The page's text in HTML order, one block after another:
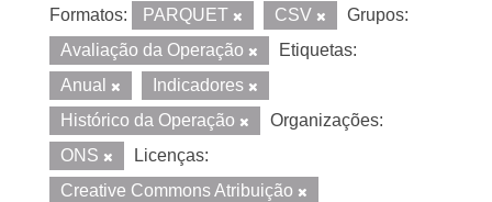
Formatos: PARQUET CSV
Grupos:
Avaliação da Operação
Etiquetas:
Anual
Indicadores
Histórico da Operação
Organizações:
ONS
Licenças:
Creative Commons Atribuição